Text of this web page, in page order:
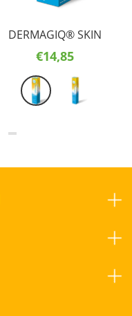
DERMAGIQ® SKIN
€14,85